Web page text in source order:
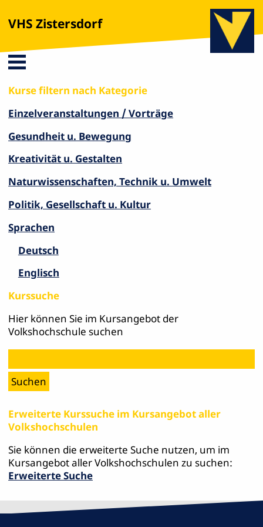
VHS Zistersdorf
Kurse filtern nach Kategorie
Einzelveranstaltungen / Vorträge
Gesundheit u. Bewegung
Kreativität u. Gestalten
Naturwissenschaften, Technik u. Umwelt
Politik, Gesellschaft u. Kultur
Sprachen
Deutsch
Englisch
Kurssuche
Hier können Sie im Kursangebot der
Volkshochschule suchen
Erweiterte Kurssuche im Kursangebot aller
Volkshochschulen
Sie können die erweiterte Suche nutzen, um im
Kursangebot aller Volkshochschulen zu suchen:
Erweiterte Suche